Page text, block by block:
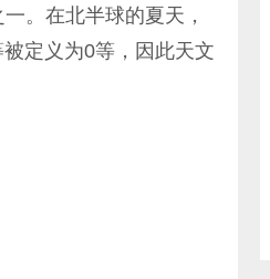
。在北半球的夏天，
定义为0等，因此天文